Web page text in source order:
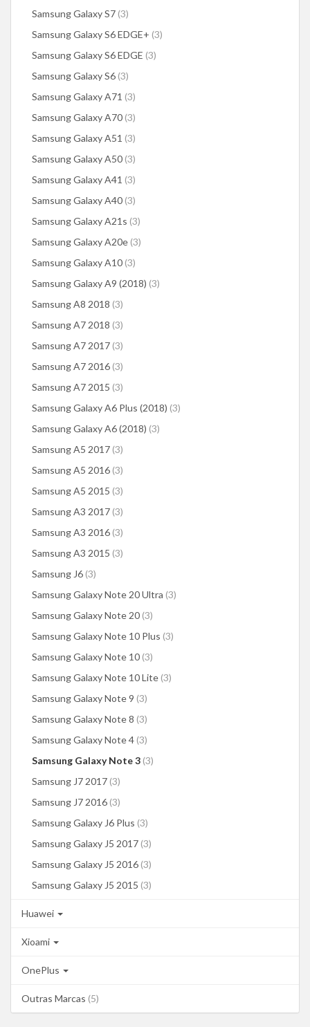
Samsung Galaxy S7 (3)
Samsung Galaxy S6 EDGE+ (3)
Samsung Galaxy S6 EDGE (3)
Samsung Galaxy S6 (3)
Samsung Galaxy A71 (3)
Samsung Galaxy A70 (3)
Samsung Galaxy A51 (3)
Samsung Galaxy A50 (3)
Samsung Galaxy A41 (3)
Samsung Galaxy A40 (3)
Samsung Galaxy A21s (3)
Samsung Galaxy A20e (3)
Samsung Galaxy A10 (3)
Samsung Galaxy A9 (2018) (3)
Samsung A8 2018 (3)
Samsung A7 2018 (3)
Samsung A7 2017 (3)
Samsung A7 2016 (3)
Samsung A7 2015 (3)
Samsung Galaxy A6 Plus (2018) (3)
Samsung Galaxy A6 (2018) (3)
Samsung A5 2017 (3)
Samsung A5 2016 (3)
Samsung A5 2015 (3)
Samsung A3 2017 (3)
Samsung A3 2016 (3)
Samsung A3 2015 (3)
Samsung J6 (3)
Samsung Galaxy Note 20 Ultra (3)
Samsung Galaxy Note 20 (3)
Samsung Galaxy Note 10 Plus (3)
Samsung Galaxy Note 10 (3)
Samsung Galaxy Note 10 Lite (3)
Samsung Galaxy Note 9 (3)
Samsung Galaxy Note 8 (3)
Samsung Galaxy Note 4 (3)
Samsung Galaxy Note 3 (3)
Samsung J7 2017 (3)
Samsung J7 2016 (3)
Samsung Galaxy J6 Plus (3)
Samsung Galaxy J5 2017 (3)
Samsung Galaxy J5 2016 (3)
Samsung Galaxy J5 2015 (3)
Huawei
Xioami
OnePlus
Outras Marcas (5)